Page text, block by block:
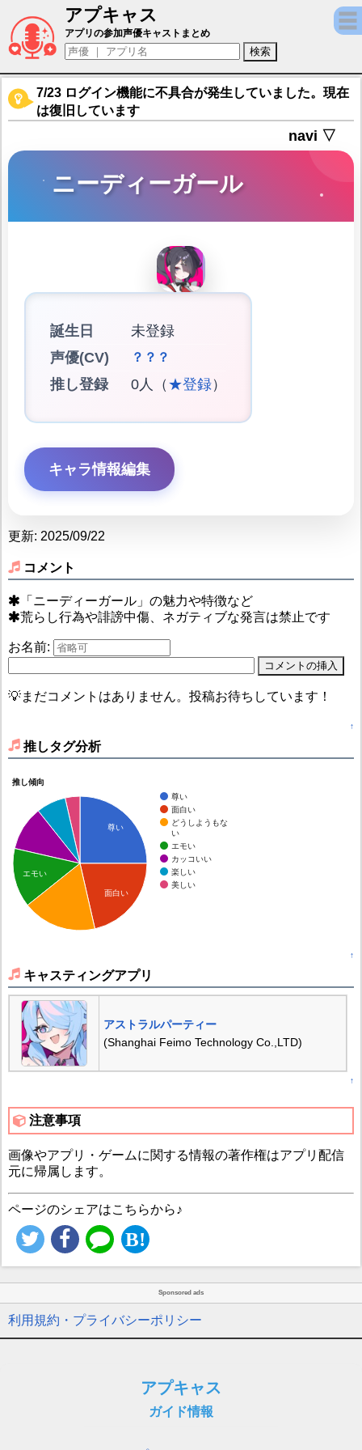
アプキャス
ニーディーガール（声優：？？？)【アスト
アプリの参加声優キャストまとめ
7/23 ログイン機能に不具合が発生していました。現在
は復旧しています
navi ▽
ニーディーガール
誕生日
未登録
声優(CV)
？？？
推し登録 0人（ ★登録）
キャラ情報編集
更新: 2025/09/22
コメント
「ニーディーガール」の魅力や特徴など
荒らし行為や誹謗中傷、ネガティブな発言は禁止です
お名前:
💡まだコメントはありません。投稿お待ちしています！
↑
推しタグ分析
推し傾向
尊い
面白い
どうしようもな
い
エモい
カッコいい
楽しい
美しい
尊い
面白い
エモい
↑
キャスティングアプリ
アストラルパーティー
(Shanghai Feimo Technology Co.,LTD)
↑
注意事項
画像やアプリ・ゲームに関する情報の著作権はアプリ配信
元に帰属します。
ページのシェアはこちらから♪
Sponsored ads
利用規約・プライバシーポリシー
アプキャス
ガイド情報